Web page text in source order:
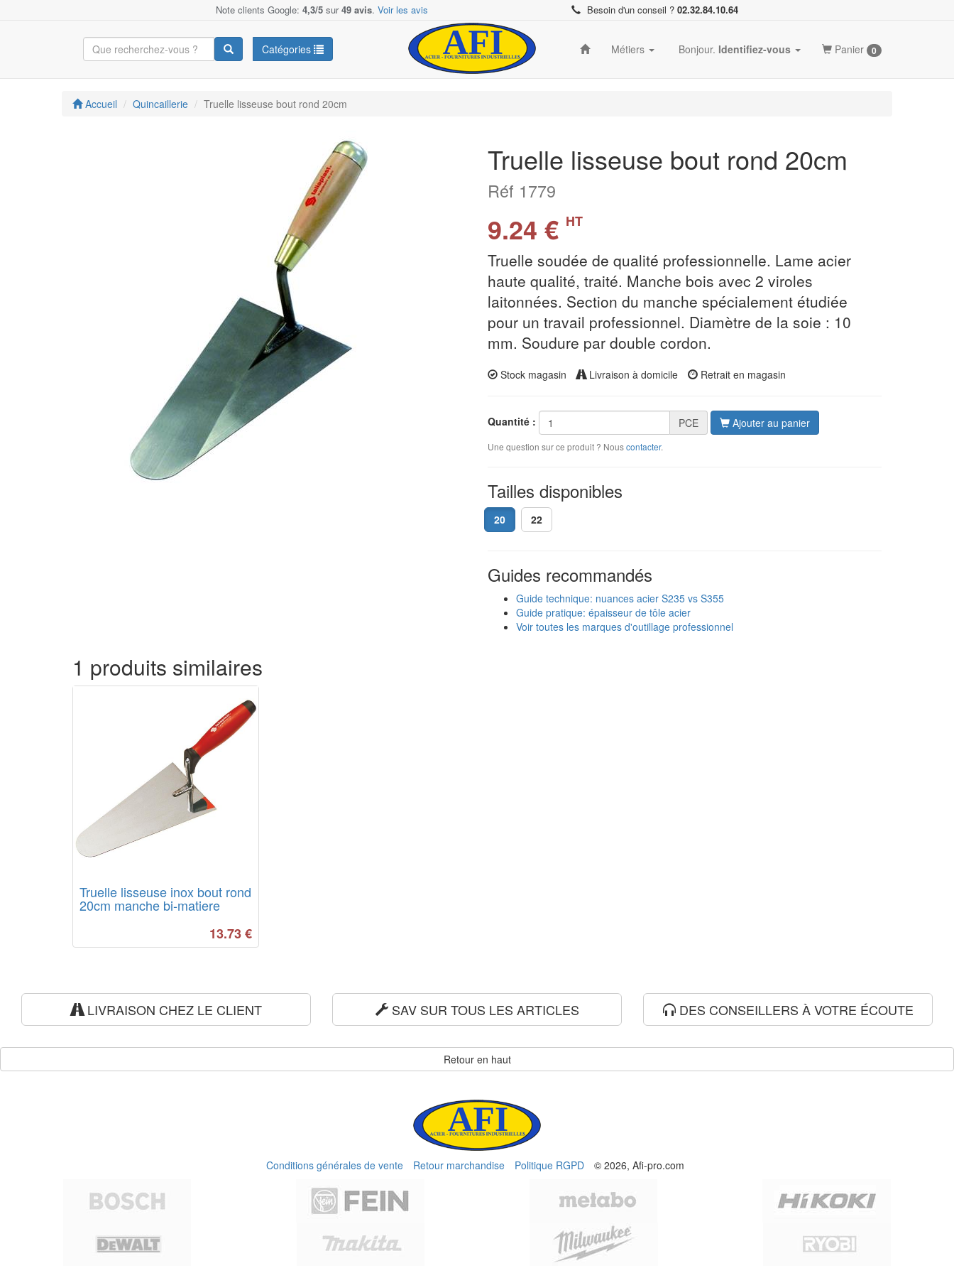
Note clients Google: 4,3/5 sur49 avis. Voir les avis Besoin d'un conseil ? 02.32.84.10.64
Catégories Métiers Bonjour. Identifiez-vous Panier 0
Accueil Quincaillerie Truelle lisseuse bout rond 20cm
Truelle lisseuse bout rond 20cm
Réf 1779
9.24 € HT
Truelle soudée de qualité professionnelle. Lame acier
haute qualité, traité. Manche bois avec 2 viroles
laitonnées. Section du manche spécialement étudiée
pour un travail professionnel. Diamètre de la soie : 10
mm. Soudure par double cordon.
Stock magasin Livraison à domicile Retrait en magasin
Quantité : PCE Ajouter au panier
Une question sur ce produit ? Nouscontacter.
Tailles disponibles
20 22
Guides recommandés
Guide technique: nuances acier S235 vs S355
Guide pratique: épaisseur de tôle acier
Voir toutes les marques d'outillage professionnel
1 produits similaires
Truelle lisseuse inox bout rond
20cm manche bi-matiere
13.73 €
LIVRAISON CHEZ LE CLIENT SAV SUR TOUS LES ARTICLES DES CONSEILLERS À VOTRE ÉCOUTE
Retour en haut
Conditions générales de vente Retour marchandise Politique RGPD © 2026, Afi-pro.com